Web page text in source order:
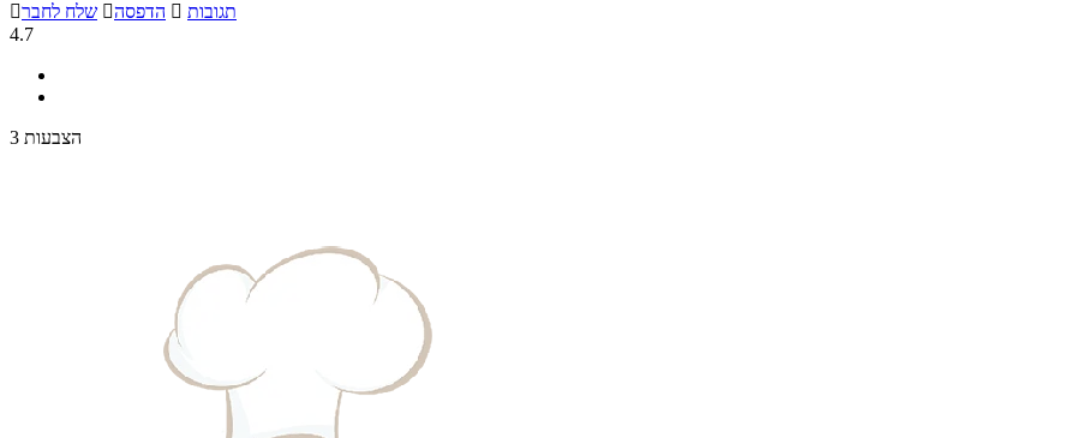
שלח לחבר הדפסה  תגובות
4.7
3 הצבעות